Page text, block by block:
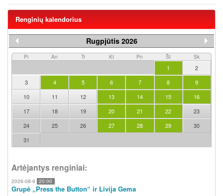
Renginių kalendorius
Rugpjūtis 2026
Pi An Tr Kt Pn Št Sk
1
2
3
4 5 6 7 8
9
10
11 12 13 14 15
16
17
18 19 20 21 22
23
24
25 26 27 28 29
30
31
Artėjantys renginiai:
2026-08-9 20:00
Grupė „Press the Button“ ir Livija Gema